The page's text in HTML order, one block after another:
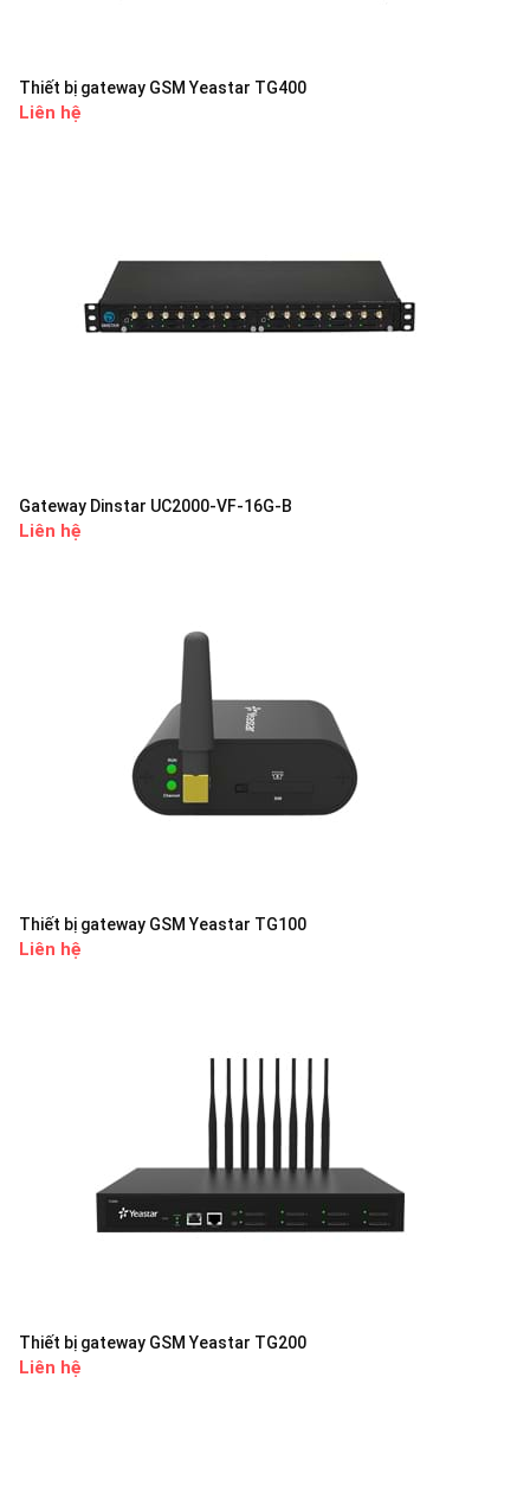
Thiết bị gateway GSM Yeastar TG400
Liên hệ
Gateway Dinstar UC2000-VF-16G-B
Liên hệ
Thiết bị gateway GSM Yeastar TG100
Liên hệ
Thiết bị gateway GSM Yeastar TG200
Liên hệ